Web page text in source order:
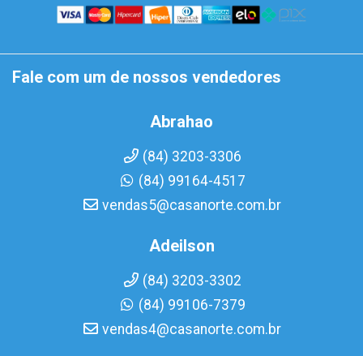
Fale com um de nossos vendedores
Abrahao
(84) 3203-3306
(84) 99164-4517
vendas5@casanorte.com.br
Adeilson
(84) 3203-3302
(84) 99106-7379
vendas4@casanorte.com.br